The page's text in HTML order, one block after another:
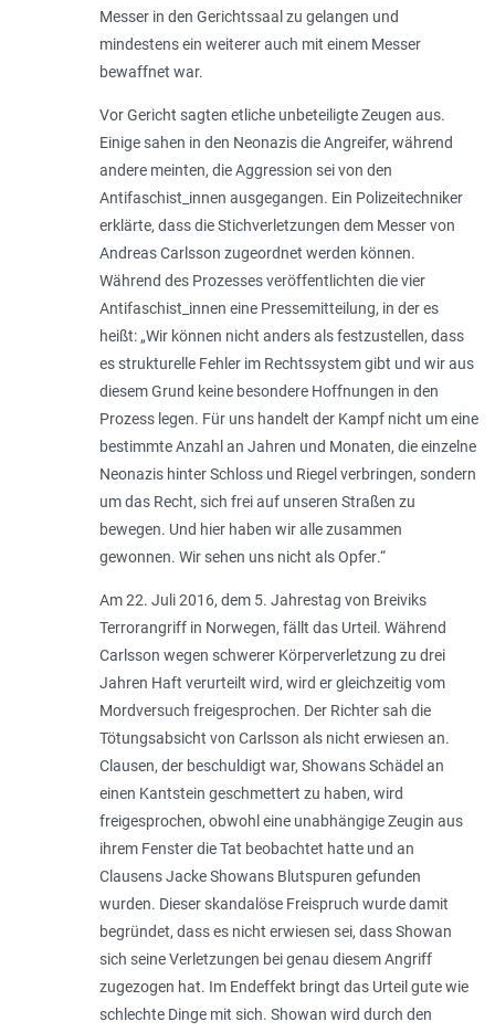
Messer in den Gerichtssaal zu gelangen und
mindestens ein weiterer auch mit einem Messer
bewaffnet war.
Vor Gericht sagten etliche unbeteiligte Zeugen aus.
Einige sahen in den Neonazis die Angreifer, während
andere meinten, die Aggression sei von den
Antifaschist_innen ausgegangen. Ein Polizeitechniker
erklärte, dass die Stichverletzungen dem Messer von
Andreas Carlsson zugeordnet werden können.
Während des Prozesses veröffentlichten die vier
Antifaschist_innen eine Pressemitteilung, in der es
heißt: „Wir können nicht anders als festzustellen, dass
es strukturelle Fehler im Rechtssystem gibt und wir aus
diesem Grund keine besondere Hoffnungen in den
Prozess legen. Für uns handelt der Kampf nicht um eine
bestimmte Anzahl an Jahren und Monaten, die einzelne
Neonazis hinter Schloss und Riegel verbringen, sondern
um das Recht, sich frei auf unseren Straßen zu
bewegen. Und hier haben wir alle zusammen
gewonnen. Wir sehen uns nicht als Opfer.“
Am 22. Juli 2016, dem 5. Jahrestag von Breiviks
Terrorangriff in Norwegen, fällt das Urteil. Während
Carlsson wegen schwerer Körperverletzung zu drei
Jahren Haft verurteilt wird, wird er gleichzeitig vom
Mordversuch freigesprochen. Der Richter sah die
Tötungsabsicht von Carlsson als nicht erwiesen an.
Clausen, der beschuldigt war, Showans Schädel an
einen Kantstein geschmettert zu haben, wird
freigesprochen, obwohl eine unabhängige Zeugin aus
ihrem Fenster die Tat beobachtet hatte und an
Clausens Jacke Showans Blutspuren gefunden
wurden. Dieser skandalöse Freispruch wurde damit
begründet, dass es nicht erwiesen sei, dass Showan
sich seine Verletzungen bei genau diesem Angriff
zugezogen hat. Im Endeffekt bringt das Urteil gute wie
schlechte Dinge mit sich. Showan wird durch den